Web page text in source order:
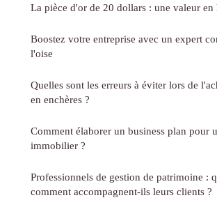
La pièce d'or de 20 dollars : une valeur en
Boostez votre entreprise avec un expert
l'oise
Quelles sont les erreurs à éviter lors de
en enchères ?
Comment élaborer un business plan pour
immobilier ?
Professionnels de gestion de patrimoine :
comment accompagnent-ils leurs clients ?